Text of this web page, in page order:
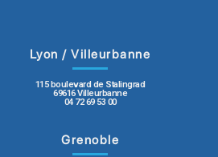
Lyon / Villeurbanne
115 boulevard de Stalingrad
69616 Villeurbanne
04 72 69 53 00
Grenoble